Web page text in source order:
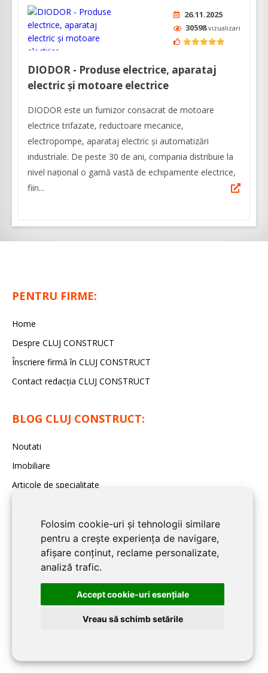
Folosim cookie-uri și tehnologii similare
pentru a crește experiența de navigare,
afișare conținut, reclame personalizate,
analiză trafic.
Accept cookie-uri esenţiale
Vreau să schimb setările
26.11.2025
30598vizualizari
DIODOR - Produse electrice, aparataj
electric și motoare electrice
DIODOR este un furnizor consacrat de motoare
electrice trifazate, reductoare mecanice,
electropompe, aparataj electric și automatizări
industriale. De peste 30 de ani, compania distribuie la
nivel național o gamă vastă de echipamente electrice,
fiin...
PENTRU FIRME:
Home
Despre CLUJ CONSTRUCT
Înscriere firmă în CLUJ CONSTRUCT
Contact redacția CLUJ CONSTRUCT
BLOG CLUJ CONSTRUCT:
Noutati
Imobiliare
Articole de specialitate
INFORMATII UTILE:
Info și telefoane utile în Cluj
Modele de contracte